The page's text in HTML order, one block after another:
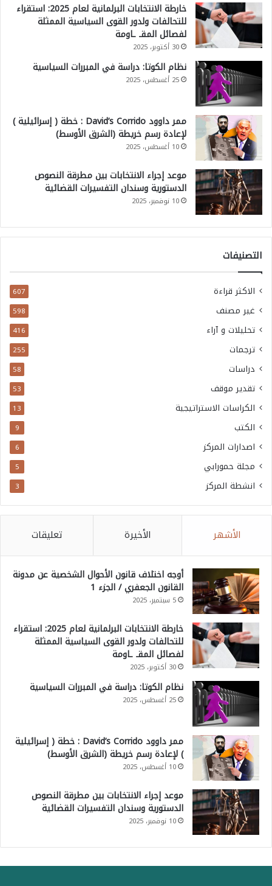
خارطة الانتخابات البرلمانية لعام 2025: استقراء
للتحالفات ولدور القوى السياسية الممثلة
لفصائل المقـ ـاومة
30 أكتوبر، 2025
نظام الكوتا: دراسة في المبررات السياسية
25 أغسطس، 2025
ممر داوود David’s Corrido : خطة ( إسرائيلية )
لإعادة رسم خريطة (الشرق الأوسط)
10 أغسطس، 2025
موعد إجراء الانتخابات بين مطرقة النصوص
الدستورية وسندان التفسيرات القضائية
10 نوفمبر، 2025
التصنيفات
الاكثر قراءة 607
غير مصنف 598
تحليلات و آراء 416
ترجمات 255
دراسات 58
تقدير موقف 53
الكراسات الاستراتيجية 13
الكتب 9
اصدارات المركز 6
مجلة حمورابي 5
انشطة المركز 3
الأشهر الأخيرة تعليقات
أوجه اختلاف قانون الأحوال الشخصية عن مدونة
القانون الجعفري / الجزء 1
5 سبتمبر، 2025
خارطة الانتخابات البرلمانية لعام 2025: استقراء
للتحالفات ولدور القوى السياسية الممثلة
لفصائل المقـ ـاومة
30 أكتوبر، 2025
نظام الكوتا: دراسة في المبررات السياسية
25 أغسطس، 2025
ممر داوود David’s Corrido : خطة ( إسرائيلية
) لإعادة رسم خريطة (الشرق الأوسط)
10 أغسطس، 2025
موعد إجراء الانتخابات بين مطرقة النصوص
الدستورية وسندان التفسيرات القضائية
10 نوفمبر، 2025